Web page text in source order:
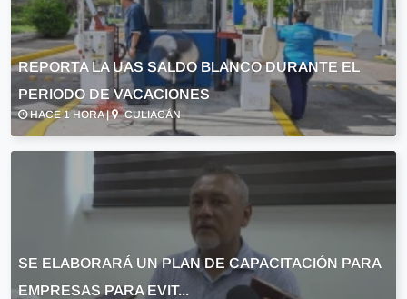
REPORTA LA UAS SALDO BLANCO DURANTE EL
PERIODO DE VACACIONES
HACE 1 HORA | CULIACÁN
SE ELABORARÁ UN PLAN DE CAPACITACIÓN PARA
EMPRESAS PARA EVIT...